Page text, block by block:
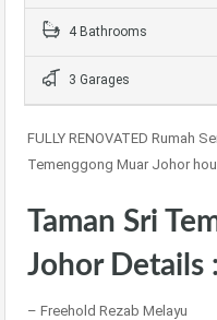
4 Bathrooms
3 Garages
FULLY RENOVATED Rumah
Temenggong Muar Johor
Taman Sri
Johor Details :
– Freehold Rezab Melayu